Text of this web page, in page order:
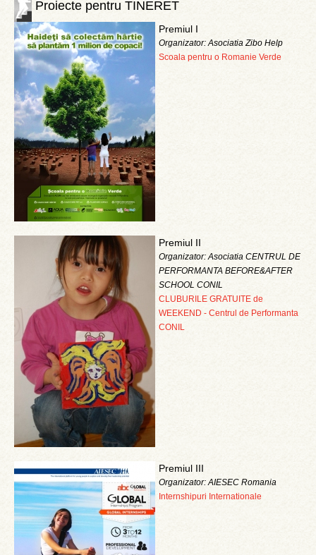
Proiecte pentru TINERET
Premiul I
Organizator: Asociatia Zibo Help
Scoala pentru o Romanie Verde
Premiul II
Organizator: Asociatia CENTRUL DE
PERFORMANTA BEFORE&AFTER
SCHOOL CONIL
CLUBURILE GRATUITE de
WEEKEND - Centrul de Performanta
CONIL
Premiul III
Organizator: AIESEC Romania
Internshipuri Internationale